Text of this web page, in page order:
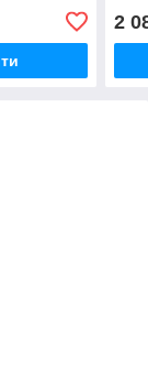
2